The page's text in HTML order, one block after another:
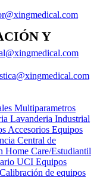
Y
Multiparametros
Lavanderia Industrial
Accesorios Equipos
Central de
Home Care/Estudiantil
UCI Equipos
Calibración de equipos